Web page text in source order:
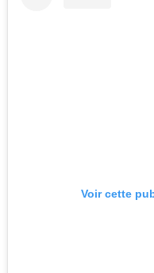
Voir cette